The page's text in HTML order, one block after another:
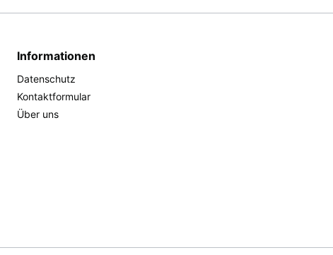
Informationen
Datenschutz
Kontaktformular
Über uns